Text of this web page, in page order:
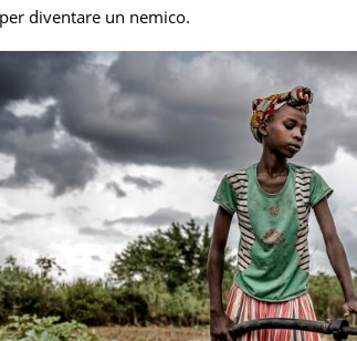
diventare un nemico.